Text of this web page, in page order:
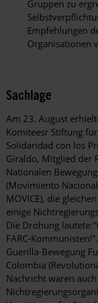
Gruppen zu
Empfehlungen
Organisationen
Sachlage
Am 23. August
Komiteesr Stiftung
Solidaridad con los
Giraldo, Mitglied der
Nationalen
(Movimiento
MOVICE), die
einige
Die Drohung
FARC-
Guerilla-Bewegung
Colombia
Nachricht waren